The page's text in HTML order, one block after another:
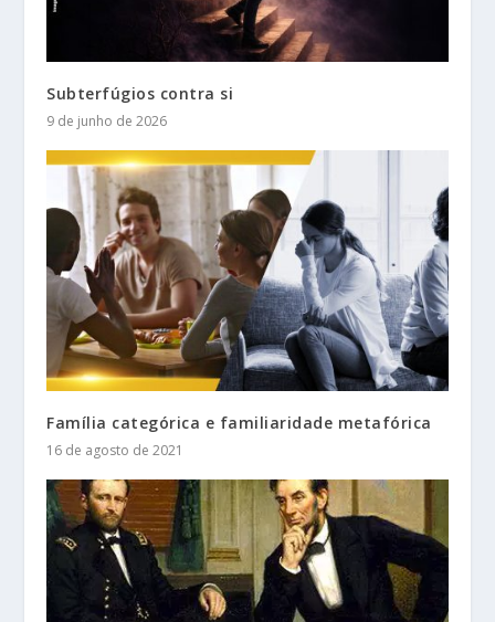
Subterfúgios contra si
9 de junho de 2026
Família categórica e familiaridade metafórica
16 de agosto de 2021